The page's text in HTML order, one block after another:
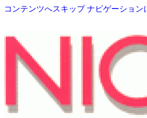
コンテンツへスキップ ナビゲーション